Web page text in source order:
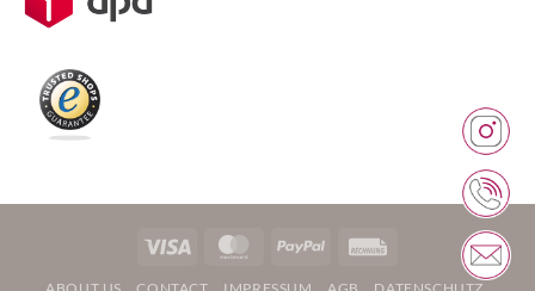
Weitere Informationen über den gesperrten Inhalt.
Visa MasterCardPayPal